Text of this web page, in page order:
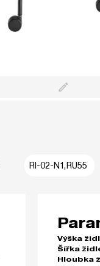
RI-02-N1,RU55
Výška
Šířka
Hloubka